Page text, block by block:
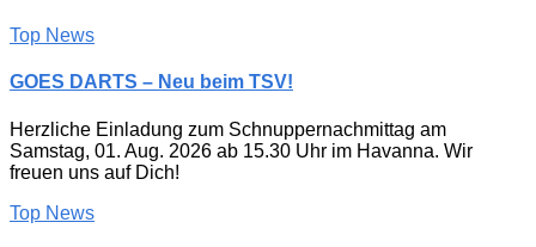
Top News
GOES DARTS – Neu beim TSV!
Herzliche Einladung zum Schnuppernachmittag am
Samstag, 01. Aug. 2026 ab 15.30 Uhr im Havanna. Wir
freuen uns auf Dich!
Top News